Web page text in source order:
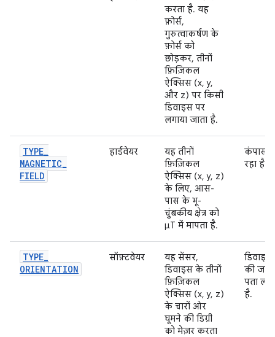
करता है. यह
फ़ोर्स,
गुरुत्वाकर्षण के
फ़ोर्स को
छोड़कर, तीनों
फ़िज़िकल
ऐक्सिस (x, y,
और z) पर किसी
डिवाइस पर
लगाया जाता है.
TYPE_
MAGNETIC_
FIELD
हार्डवेयर
यह तीनों
फ़िज़िकल
ऐक्सिस (x, y, z)
के लिए, आस-
पास के भू-
चुंबकीय क्षेत्र को
μT में मापता है.
कंपास
रहा है.
TYPE_
ORIENTATION
सॉफ़्टवेयर
यह सेंसर,
डिवाइस के तीनों
फ़िज़िकल
ऐक्सिस (x, y, z)
के चारों ओर
घूमने की डिग्री
को मेज़र करता
की
पता
है.